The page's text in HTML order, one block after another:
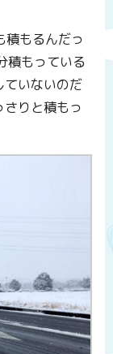
もるんだっ
積もっている
ていないのだ
りと積もっ